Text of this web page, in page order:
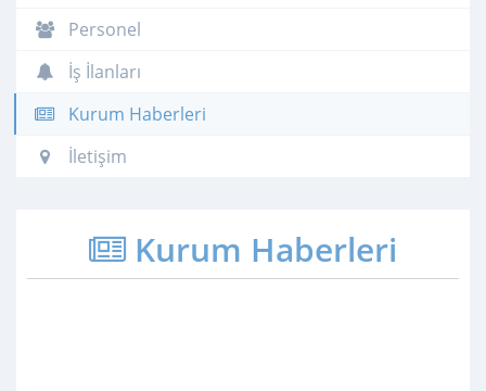
Personel
İş İlanları
Kurum Haberleri
İletişim
Kurum Haberleri